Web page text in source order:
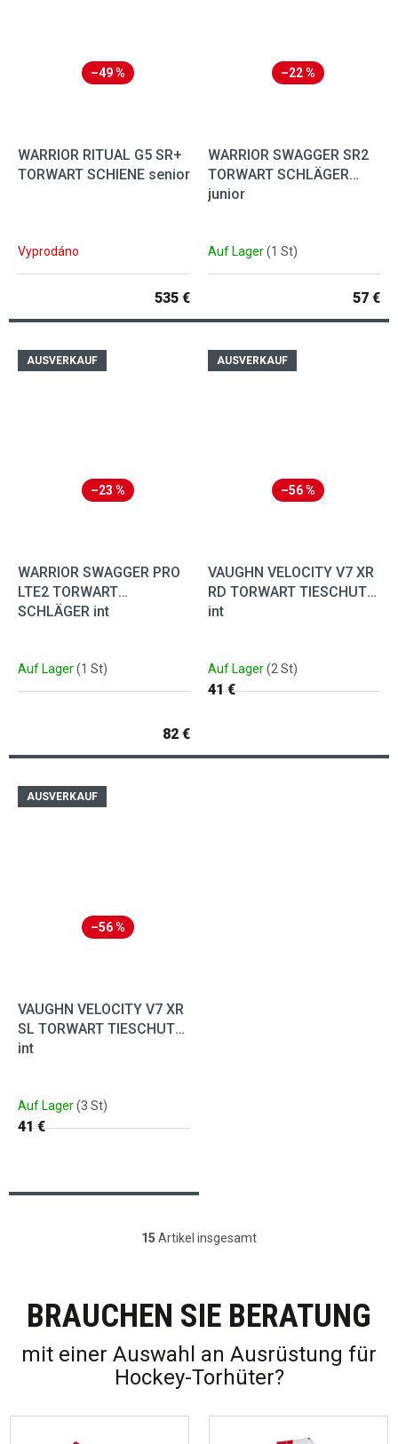
–49 %
WARRIOR RITUAL G5 SR+
TORWART SCHIENE senior
Vyprodáno
535 €
–22 %
WARRIOR SWAGGER SR2
TORWART SCHLÄGER
junior
Auf Lager(1 St)
57 €
AUSVERKAUF
–23 %
WARRIOR SWAGGER PRO
LTE2 TORWART
SCHLÄGER int
Auf Lager(1 St)
82 €
AUSVERKAUF
–56 %
VAUGHN VELOCITY V7 XR
RD TORWART TIESCHUTZ
int
Auf Lager(2 St)
41 €
AUSVERKAUF
–56 %
VAUGHN VELOCITY V7 XR
SL TORWART TIESCHUTZ
int
Auf Lager(3 St)
41 €
Steuerelemente der Liste
15 Artikel insgesamt
BRAUCHEN SIE BERATUNG
mit einer Auswahl an Ausrüstung für
Hockey-Torhüter?